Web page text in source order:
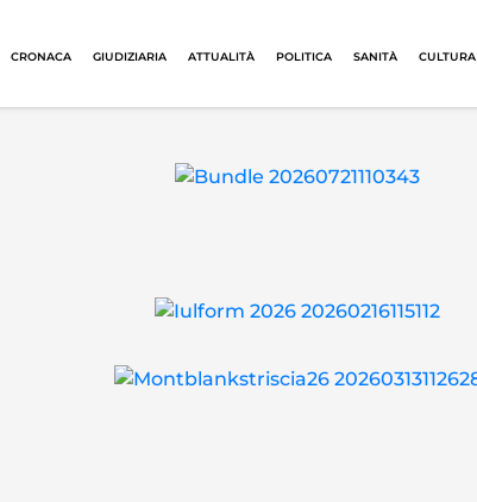
CRONACA GIUDIZIARIA ATTUALITÀ POLITICA SANITÀ CULTURA